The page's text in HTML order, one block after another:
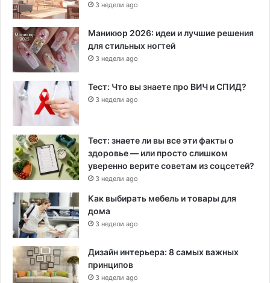
3 недели ago
Маникюр 2026: идеи и лучшие решения
для стильных ногтей
3 недели ago
Тест: Что вы знаете про ВИЧ и СПИД?
3 недели ago
Тест: знаете ли вы все эти факты о
здоровье — или просто слишком
уверенно верите советам из соцсетей?
3 недели ago
Как выбирать мебель и товары для
дома
3 недели ago
Дизайн интерьера: 8 самых важных
принципов
3 недели ago